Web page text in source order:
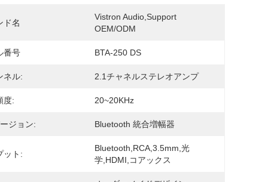
ド名
Vistron Audio,support
OEM/ODM
番号 BTA-250 DS
ネル: 2.1チャネルステレオアンプ
度: 20~20KHz
ジョン: Bluetooth 統合増幅器
ット:
Bluetooth,RCA,3.5mm,光
学,HDMI,コアックス